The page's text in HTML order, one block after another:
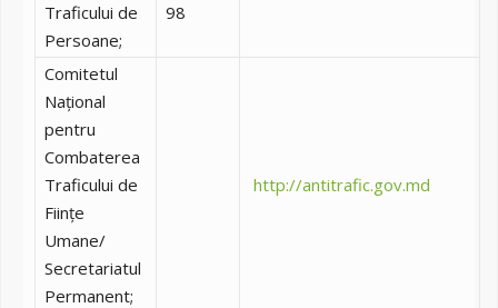
Traficului de
Persoane;
98
Comitetul
Național
pentru
Combaterea
Traficului de
Ființe
Umane/
Secretariatul
Permanent;
http://antitrafic.gov.md